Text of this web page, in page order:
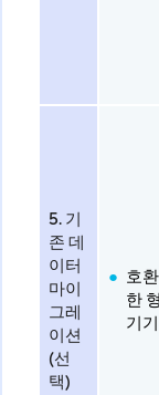
5. 기
존 데
이터
마이
그레
이션
(선
택)
호
한
기